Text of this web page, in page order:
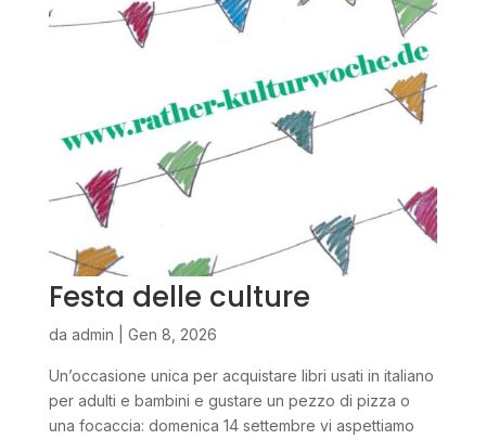
Festa delle culture
da admin Gen 8, 2026
Un’occasione unica per acquistare libri usati in italiano
per adulti e bambini e gustare un pezzo di pizza o
una focaccia: domenica 14 settembre vi aspettiamo